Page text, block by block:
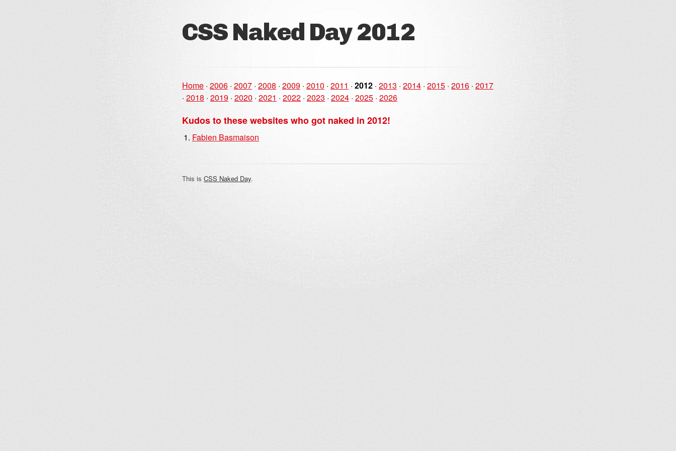
CSS Naked Day 2012
Home · 2006 · 2007 · 2008 · 2009 · 2010 · 2011 · 2012 · 2013 · 2014 · 2015 · 2016 · 2017
· 2018 · 2019 · 2020 · 2021 · 2022 · 2023 · 2024 · 2025 · 2026
Kudos to these websites who got naked in 2012!
Fabien Basmaison
This is CSS Naked Day.